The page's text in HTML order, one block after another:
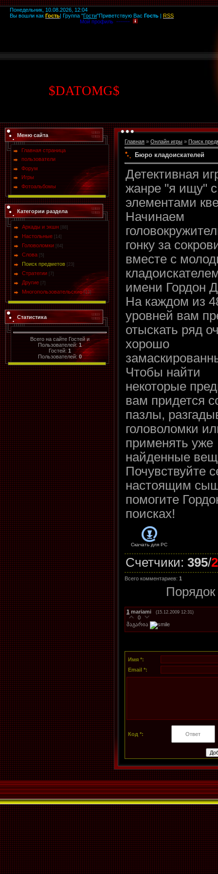
Понедельник, 10.08.2026, 12:04
Вы вошли как Гость| Группа "Гости"Приветствую Вас Гость | RSS
Мой профиль -------
$DATOMG$
Меню сайта
Главная страница
пользователи
Форум
Игры
Фотоальбомы
Категории раздела
Аркады и экшн [88]
Настольные [14]
Головоломки [64]
Слова [5]
Поиск предметов [23]
Стратегии [7]
Другие [7]
Многопользовательские [13]
Статистика
Всего на сайте Гостей и
Пользователей:1
Гостей:1
Пользователей:0
Главная » Онлайн игры » Поиск
Бюро кладоискателей
Детективная
жанре "я ищу" с
элементами
Начинаем
гонку за
вместе с
имени Гордон
На каждом из
уровней вам
отыскать ряд
хорошо
Чтобы найти
некоторые
вам придется
пазлы,
головоломки
применять уже
найденные
Почувствуйте
настоящим
помогите
поисках!
Скачать для PC
Счетчики: 395/
Всего комментариев: 1
1 mariami (15.12.2009 12:31)
0
მაგარია
Имя *:
Email *:
Код *: